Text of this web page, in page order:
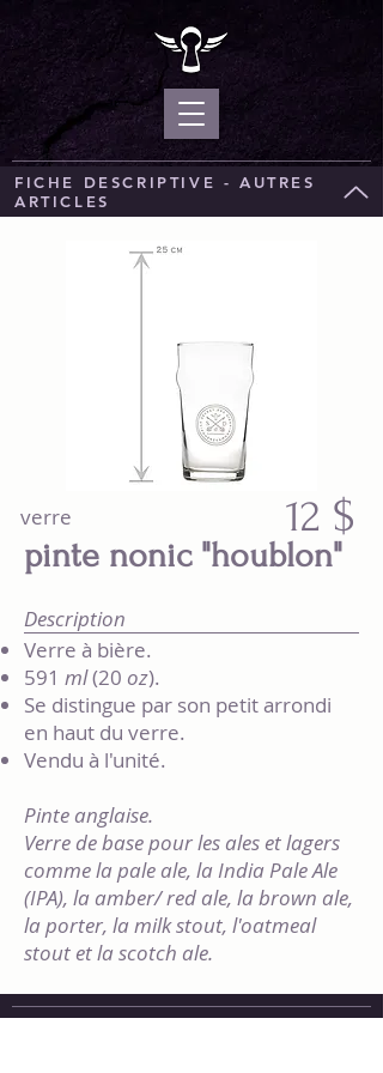
FICHE DESCRIPTIVE - AUTRES
ARTICLES
verre
pinte nonic "houblon"
12 $
Description
Verre à bière.
591 ml(20 oz).
Se distingue par son petit arrondi
en haut du verre.
Vendu à l'unité.
Pinte anglaise.
Verre de base pour les ales et lagers
comme la pale ale, la India Pale Ale
(IPA), la amber/ red ale, la brown ale,
la porter, la milk stout, l'oatmeal
stout et la scotch ale.